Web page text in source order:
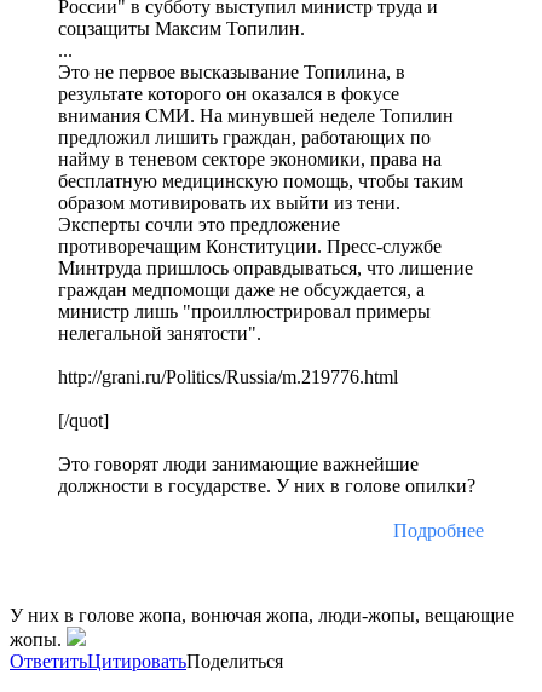
России" в субботу выступил министр труда и
соцзащиты Максим Топилин.
...
Это не первое высказывание Топилина, в
результате которого он оказался в фокусе
внимания СМИ. На минувшей неделе Топилин
предложил лишить граждан, работающих по
найму в теневом секторе экономики, права на
бесплатную медицинскую помощь, чтобы таким
образом мотивировать их выйти из тени.
Эксперты сочли это предложение
противоречащим Конституции. Пресс-службе
Минтруда пришлось оправдываться, что лишение
граждан медпомощи даже не обсуждается, а
министр лишь "проиллюстрировал примеры
нелегальной занятости".
http://grani.ru/Politics/Russia/m.219776.html
[/quot]
Это говорят люди занимающие важнейшие
должности в государстве. У них в голове опилки?
Подробнее
У них в голове жопа, вонючая жопа, люди-жопы, вещающие
жопы.
ОтветитьЦитироватьПоделиться